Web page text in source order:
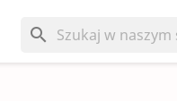
search